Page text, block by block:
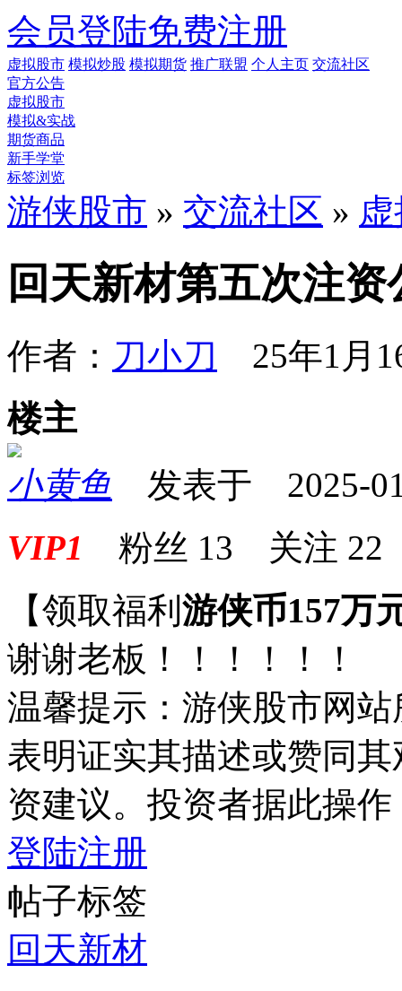
会员登陆免费注册
虚拟股市 模拟炒股 模拟期货 推广联盟 个人主页 交流社区
官方公告
虚拟股市
模拟&实战
期货商品
新手学堂
标签浏览
游侠股市 » 交流社区 »
回天新材第五次注资
作者： 刀小刀 25年1月
楼主
小黄鱼 发表于 2025-
VIP1 粉丝 13 关注 22
【领取福利 游侠币157万
谢谢老板！！！！！！
温馨提示：游侠股市网
表明证实其描述或赞同
资建议。投资者据此操
登陆注册
帖子标签
回天新材